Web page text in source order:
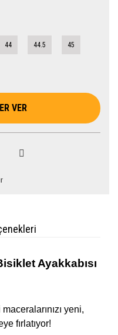
44 44.5 45
VER
Ayakkabısı
yeni,
fırlatıyor!